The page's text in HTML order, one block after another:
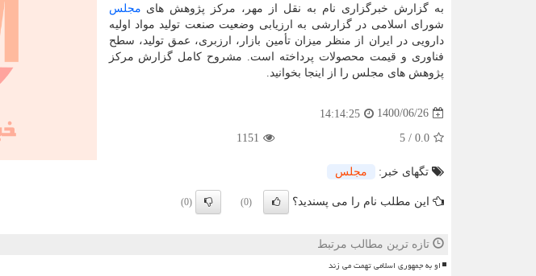
به گزارش خبرگزاری نام به نقل از مهر، مرکز پژوهش های مجلس
شورای اسلامی در گزارشی به ارزیابی وضعیت صنعت تولید مواد اولیه
دارویی در ایران از منظر میزان تأمین بازار، ارزبری، عمق تولید، سطح
فناوری و قیمت محصولات پرداخته است. مشروح کامل گزارش مرکز
پژوهش های مجلس را از اینجا بخوانید.
1400/06/26
14:14:25
0.0
/
5
1151
تگهای خبر: مجلس
این مطلب نام را می پسندید؟ (0)
(0)
تازه ترین مطالب مرتبط
او به جمهوری اسلامی تهمت می زند